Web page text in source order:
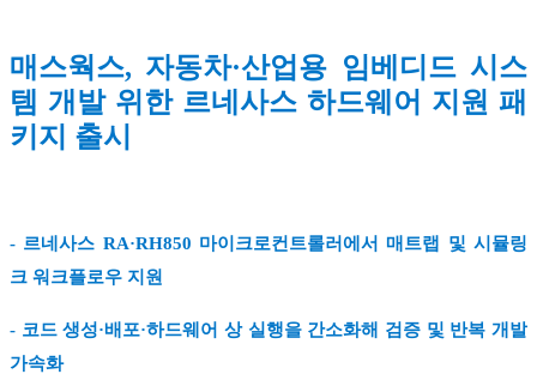
매스웍스, 자동차·산업용 임베디드 시스
템 개발 위한 르네사스 하드웨어 지원 패
키지 출시
- 르네사스 RA·RH850 마이크로컨트롤러에서 매트랩 및 시뮬링
크 워크플로우 지원
- 코드 생성·배포·하드웨어 상 실행을 간소화해 검증 및 반복 개발
가속화